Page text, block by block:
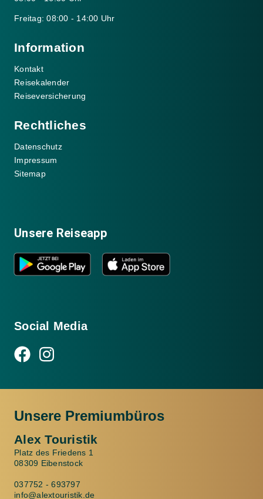
Freitag: 08:00 - 14:00 Uhr
Information
Kontakt
Reisekalender
Reiseversicherung
Rechtliches
Datenschutz
Impressum
Sitemap
Unsere Reiseapp
Social Media
Unsere Premiumbüros
Alex Touristik
Platz des Friedens 1
08309 Eibenstock
037752 - 693797
info@alextouristik.de